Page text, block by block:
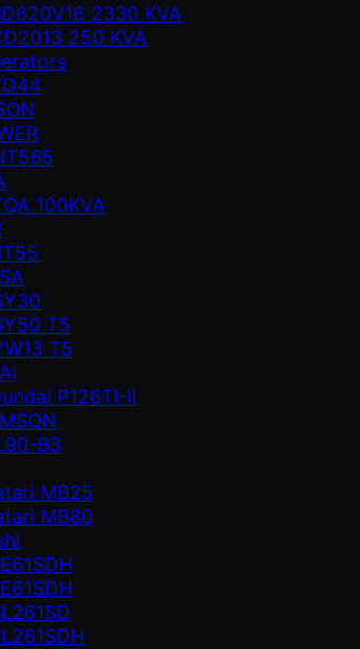
2330 KVA
250 KVA
100KVA
T5
T5
P126TI-II
B3
MB25
MB80